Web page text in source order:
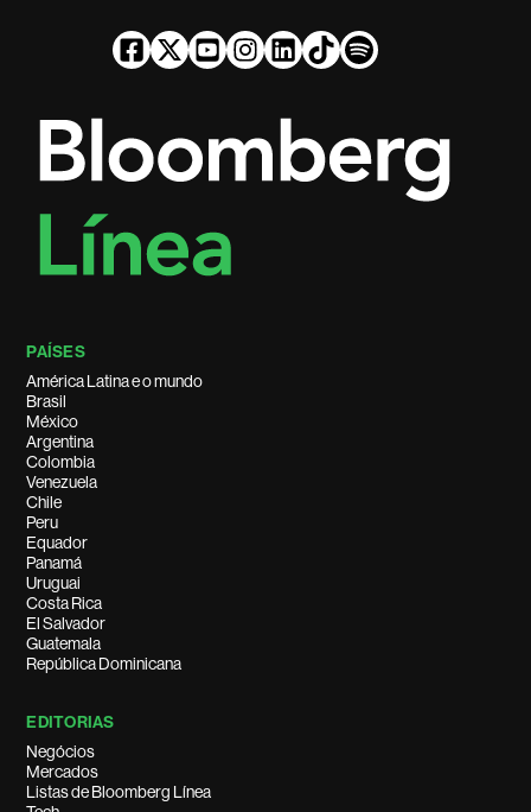
PAÍSES
América Latina e o mundo
Brasil
México
Argentina
Colombia
Venezuela
Chile
Peru
Equador
Panamá
Uruguai
Costa Rica
El Salvador
Guatemala
República Dominicana
EDITORIAS
Negócios
Mercados
Listas de Bloomberg Línea